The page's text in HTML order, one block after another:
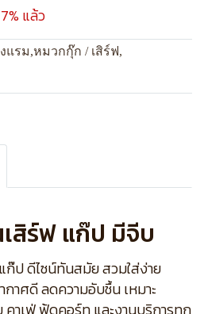
แล้ว
แรม,หมวกกุ๊ก / เสิร์ฟ,
สิร์ฟ แก๊ป มีจีบ
ป ดีไซน์ทันสมัย สวมใส่ง่าย
าศดี ลดความอับชื้น เหมาะ
คาเฟ่ ฟู้ดคอร์ท และงานบริการทุก